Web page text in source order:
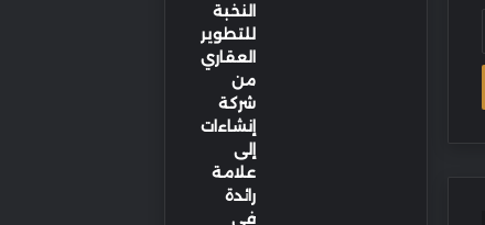
النخبة
للتطوير
العقاري
من
شركة
إنشاءات
إلى
علامة
رائدة
في